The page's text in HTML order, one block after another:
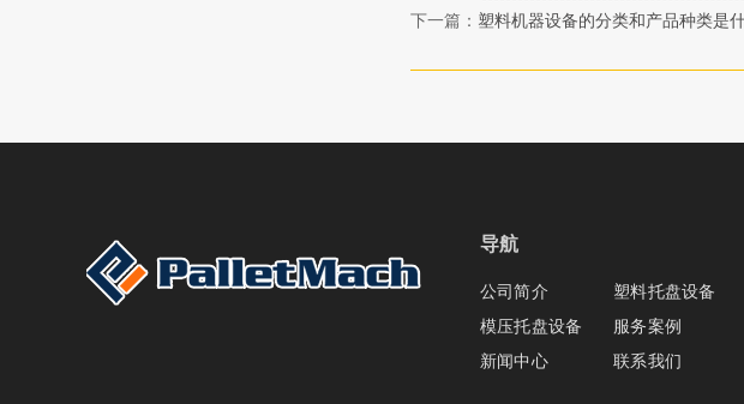
下一篇： 塑料机器设备的分类和产品种类是
导航
公司简介
塑料托盘设备
模压托盘设备
服务案例
新闻中心
联系我们